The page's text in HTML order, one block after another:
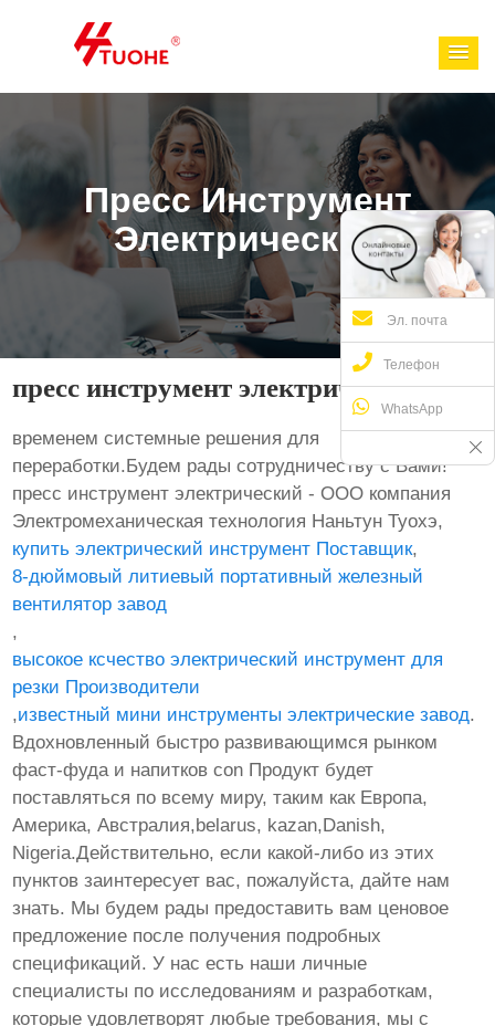
Пресс Инструмент
Электрический
пресс инструмент электрический
временем системные решения для
переработки.Будем рады сотрудничеству с Вами!
пресс инструмент электрический - ООО компания
Электромеханическая технология Наньтун Туохэ,
купить электрический инструмент Поставщик,
8-дюймовый литиевый портативный железный
вентилятор завод
,
высокое ксчество электрический инструмент для
резки Производители
,известный мини инструменты электрические завод.
Вдохновленный быстро развивающимся рынком
фаст-фуда и напитков con Продукт будет
поставляться по всему миру, таким как Европа,
Америка, Австралия,belarus, kazan,Danish,
Nigeria.Действительно, если какой-либо из этих
пунктов заинтересует вас, пожалуйста, дайте нам
знать. Мы будем рады предоставить вам ценовое
предложение после получения подробных
спецификаций. У нас есть наши личные
специалисты по исследованиям и разработкам,
которые удовлетворят любые требования, мы с
Эл. почта
Телефон
WhatsApp